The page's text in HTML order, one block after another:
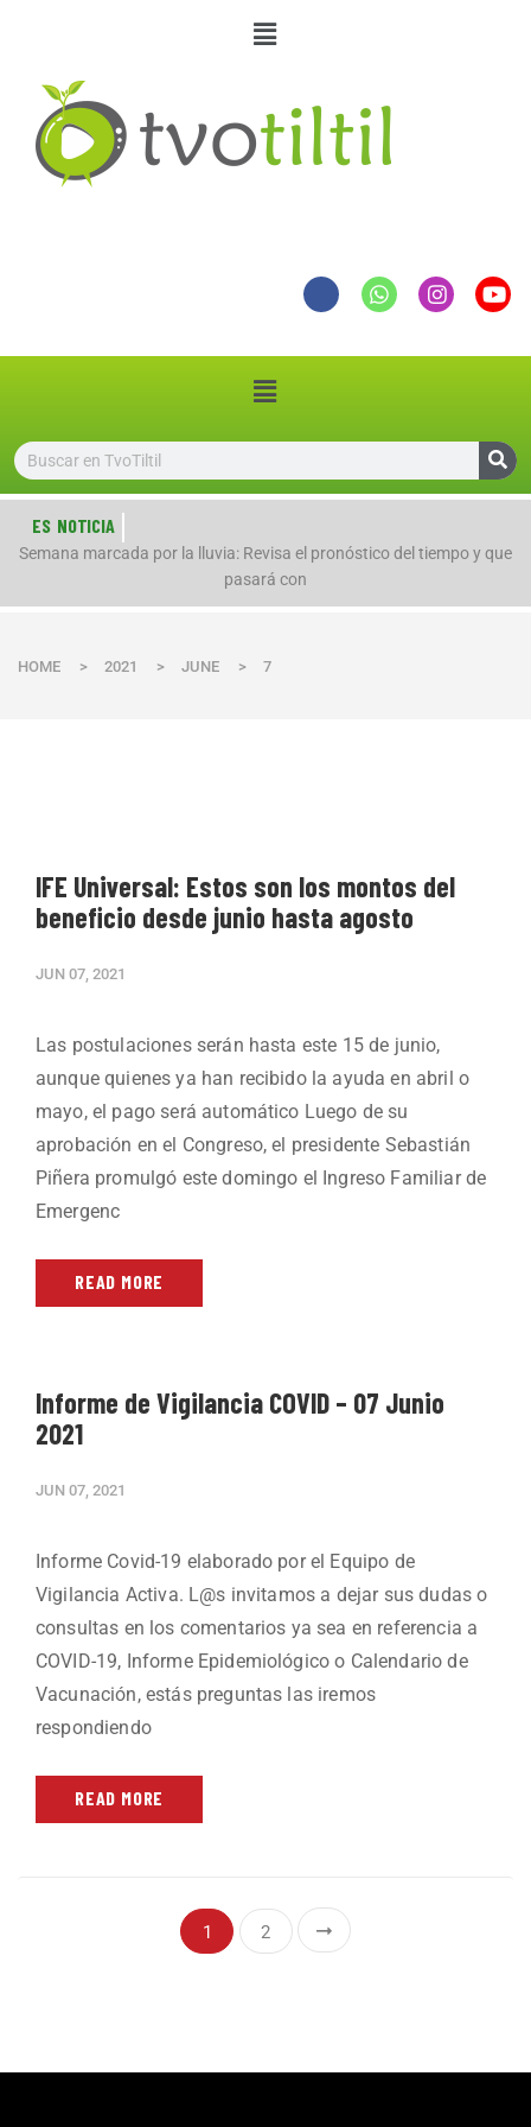
ES NOTICIA
Semana marcada por la lluvia: Revisa el pronóstico del tiempo y que
pasará con
HOME > 2021 > JUNE > 7
IFE Universal: Estos son los montos del
beneficio desde junio hasta agosto
JUN 07, 2021
Las postulaciones serán hasta este 15 de junio,
aunque quienes ya han recibido la ayuda en abril o
mayo, el pago será automático Luego de su
aprobación en el Congreso, el presidente Sebastián
Piñera promulgó este domingo el Ingreso Familiar de
Emergenc
READ MORE
Informe de Vigilancia COVID – 07 Junio
2021
JUN 07, 2021
Informe Covid-19 elaborado por el Equipo de
Vigilancia Activa. L@s invitamos a dejar sus dudas o
consultas en los comentarios ya sea en referencia a
COVID-19, Informe Epidemiológico o Calendario de
Vacunación, estás preguntas las iremos
respondiendo
READ MORE
1 2